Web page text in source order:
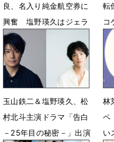
良、名入り純金航空券に
興奮 塩野瑛久はジェラ
シー
6月23日 15時52分
転
コ
玉山鉄二＆塩野瑛久、松
村北斗主演ドラマ「告白
－25年目の秘密－」出演
林
ペ
い